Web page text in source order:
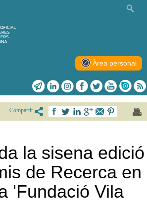
Àrea personal
Compartir
la sisena edició
de Recerca en
'Fundació Vila